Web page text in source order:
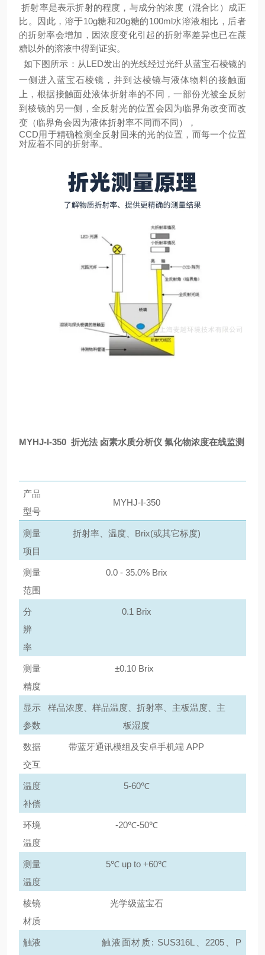
折射率是表示折射的程度，与成分的浓度（混合比）成正
比。因此，溶于10g糖和20g糖的100ml水溶液相比，后者
的折射率会增加，因浓度变化引起的折射率差异也已在蔗
糖以外的溶液中得到证实。
如下图所示：从LED发出的光线经过光纤从蓝宝石棱镜的
一侧进入蓝宝石棱镜，并到达棱镜与液体物料的接触面
上，根据接触面处液体折射率的不同，一部份光被全反射
到棱镜的另一侧，全反射光的位置会因为临界角改变而改
变（临界角会因为液体折射率不同而不同）
，
CCD用于精确检测全反射回来的光的位置，而每一个位置
对应着不同的折射率。
MYHJ-I-350 折光法 卤素水质分析仪 氟化物浓度在线监测
产品
型号
MYHJ-I-350
测量
项目
折射率、温度、 Brix(或其它标度)
测量
范围
0.0 - 35.0% Brix
分
辨
率
0.1 Brix
测量
精度
±0.10 Brix
显示
参数
样品浓度、样品温度、折射率、主板温度、主
板湿度
数据
交互
带蓝牙通讯模组及安卓手机端 APP
温度
补偿
5-60℃
环境
温度
-20℃-50℃
测量
温度
5℃ up to +60℃
棱镜
材质
光学级蓝宝石
触液 触液面材质: SUS316L、2205、P